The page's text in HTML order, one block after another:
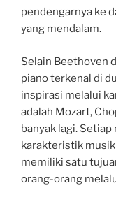
pendengarnya ke
yang mendalam.
Selain Beethoven
piano terkenal di
inspirasi melalui
adalah Mozart,
banyak lagi.
karakteristik
memiliki satu
orang-orang